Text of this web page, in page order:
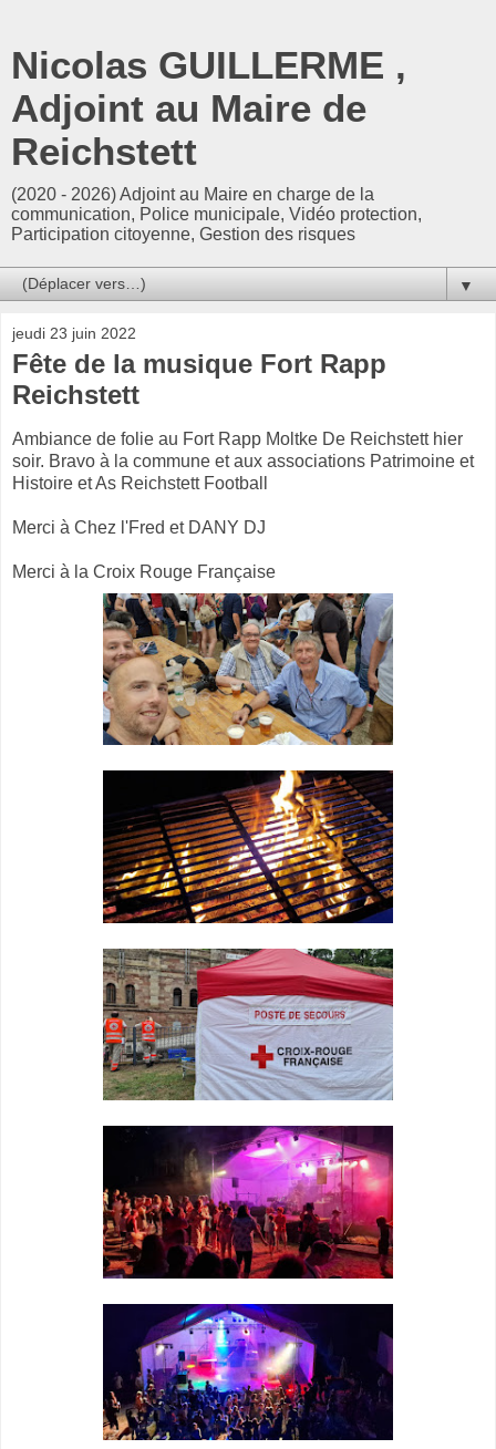
Nicolas GUILLERME ,
Adjoint au Maire de
Reichstett
(2020 - 2026) Adjoint au Maire en charge de la
communication, Police municipale, Vidéo protection,
Participation citoyenne, Gestion des risques
▼
jeudi 23 juin 2022
Fête de la musique Fort Rapp
Reichstett
Ambiance de folie au Fort Rapp Moltke De Reichstett hier
soir. Bravo à la commune et aux associations Patrimoine et
Histoire et As Reichstett Football
Merci à Chez l'Fred et DANY DJ
Merci à la Croix Rouge Française